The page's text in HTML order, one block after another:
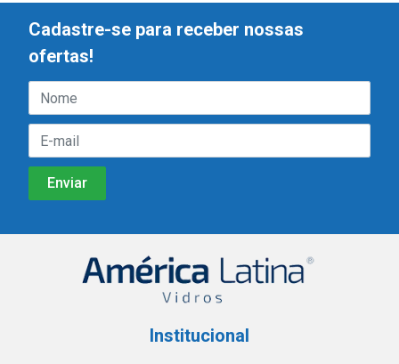
Cadastre-se para receber nossas
ofertas!
Institucional